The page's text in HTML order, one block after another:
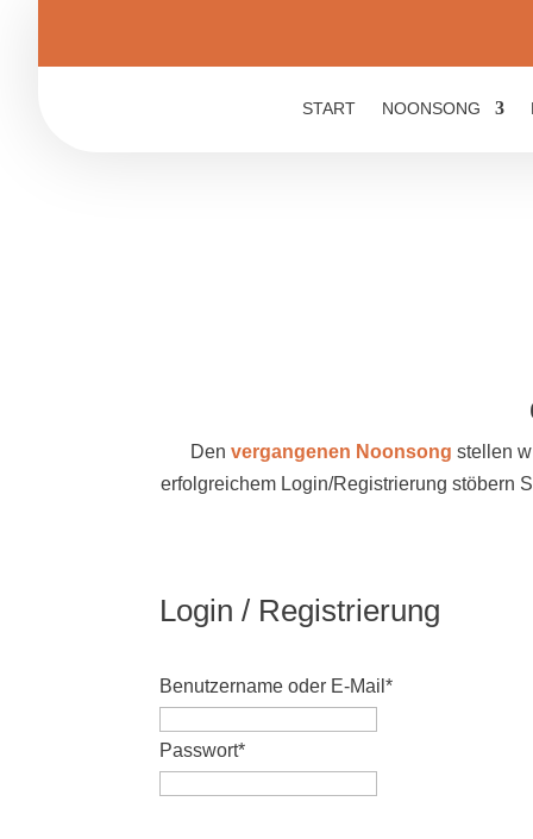
START NOONSONG
Den vergangenen Noonsong stellen
erfolgreichem Login/Registrierung stöbern
Login / Registrierung
Benutzername oder E-Mail*
Passwort*